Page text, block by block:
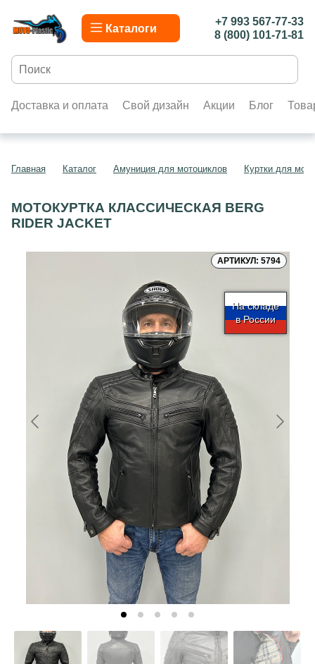
Каталоги
+7 993 567-77-33
8 (800) 101-71-81
Доставка и оплата Свой дизайн Акции Блог
Главная Каталог Амуниция для мотоциклов Куртки для
МОТОКУРТКА КЛАССИЧЕСКАЯ BERG
RIDER JACKET
АРТИКУЛ: 5794
На складе
в России